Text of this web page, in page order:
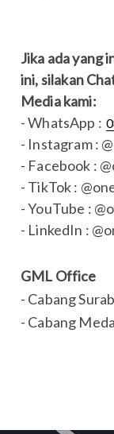
Jika ada yang
ini, silakan
Media kami:
- WhatsApp :
- Instagram :
- Facebook :
- TikTok :
- YouTube :
- LinkedIn :
GML Office
- Cabang
- Cabang